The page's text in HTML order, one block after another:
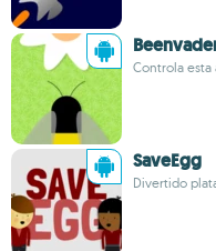
Controla esta
SaveEgg
Divertido